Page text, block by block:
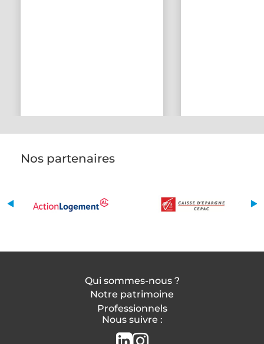
Nos partenaires
Qui sommes-nous ?
Notre patrimoine
Professionnels
Nous suivre :